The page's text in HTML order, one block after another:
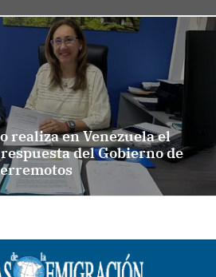
realiza en Venezuela el
del Gobierno de